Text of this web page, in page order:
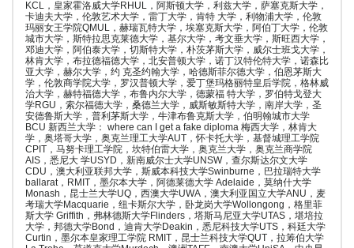
KCL，皇家霍洛威大学RHUL，阿斯顿大学，利兹大学，萨塞克斯大学，
卡迪夫大学，伦敦艺术大学，雷丁大学，肯特 大学，利物浦大学，伦敦
玛丽女王学院QMUL，赫瑞瓦特大学，埃塞克斯大学，阿伯丁大学，伦敦
城市大学，斯特拉思克莱德大学，基尔大学，考文垂大学，斯旺西大学，
邓迪大学，阿伯泰大学，切斯特大学，朴茨茅斯大学，威尔士班戈大学，
林肯大学，布拉德福德大学，北安普顿大学，诺丁汉特伦特大学，诺森比
亚大学，赫尔大学，约 克圣约翰大学，哈德斯菲尔德大学，伯恩茅斯大
学，伦敦商学院大学，罗汉普顿大学，爱丁堡玛格丽特皇后学院，格林威
治大学，赫特福德大学，布鲁内尔大学，德蒙福 特大学，罗伯特戈登大
学RGU，索尔福德大学，桑德兰大学，威斯敏斯特大学，南岸大学，圣
安德鲁斯大学，普利茅斯大学，牛津布鲁克斯大学，伯明翰城市大学
BCU 新西兰大学： where can I get a fake diploma 梅西大学，林肯大
学，奥塔哥大学，奥克兰理工大学AUT，怀卡托大学，基督城理工学院
CPIT，马努卡理工学院，坎特伯雷大学，奥克兰大学，奥克兰商学院
AIS，悉尼大 学USYD，新南威尔士大学UNSW，查尔斯达尔文大学
CDU，澳大利亚联邦大学，斯威本科技大学Swinburne，巴拉瑞特大学
ballarat，RMIT，墨尔本大学，阿德莱德大学 Adelaide，莫纳什大学
Monash，昆士兰大学UQ，西澳大学UWA，澳大利亚国立大学ANU，麦
考瑞大学Macquarie，纽卡斯尔大学，卧龙岗大学Wollongong，格里菲
斯大学 Griffith，弗林德斯大学Flinders，塔斯马尼亚大学UTAS，堪培拉
大学，邦德大学Bond，迪肯大学Deakin，悉尼科技大学UTS，科廷大学
Curtin，墨尔本皇家理工学院 RMIT，昆士兰科技大学QUT，拉筹伯大学